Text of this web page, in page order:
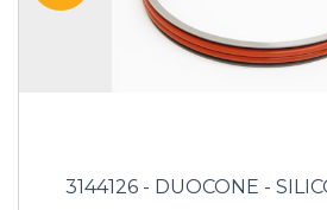
3144126 - DUOCONE -